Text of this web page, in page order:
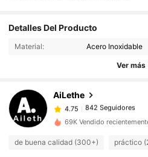
Detalles Del Producto
Material: Acero Inoxidable
Ver más
AiLethe
4.75 842 Seguidores
842 Seguidores
a***3 pagóHace 14 horas
4.75 842 Seguidores
69K Vendido
de buena calidad (300+) práctico